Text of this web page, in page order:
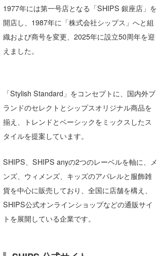
1977年には第一号店となる「SHIPS 銀座店」を
開店し、1987年に「株式会社シップス」へと組
織および商号を変更、2025年に設立50周年を迎
えました。
「Stylish Standard」をコンセプトに、国内外ブ
ランドのセレクトとシップスオリジナル商品を
揃え、トレンドとベーシックをミックスしたス
タイルを提案しています。
SHIPS、SHIPS anyの2つのレーベルを軸に、メ
ンズ、ウィメンズ、キッズのアパレルと服飾雑
貨を中心に販売しており、全国に店舗を構え、
SHIPS公式オンラインショップなどの通販サイ
トを展開している企業です。